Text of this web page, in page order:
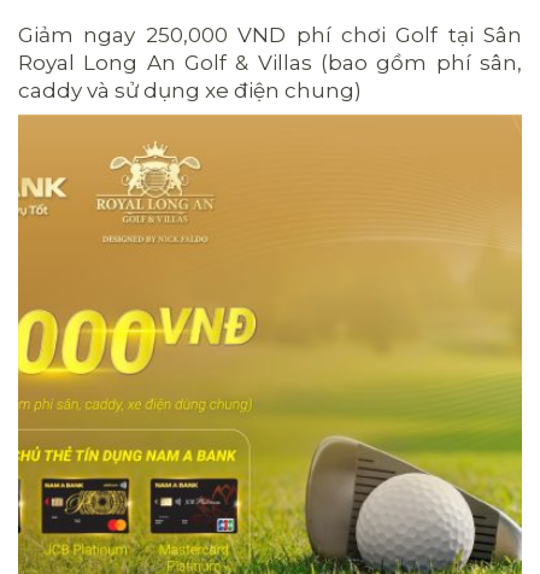
Giảm ngay 250,000 VND phí chơi Golf tại Sân
Royal Long An Golf & Villas (bao gồm phí sân,
caddy và sử dụng xe điện chung)